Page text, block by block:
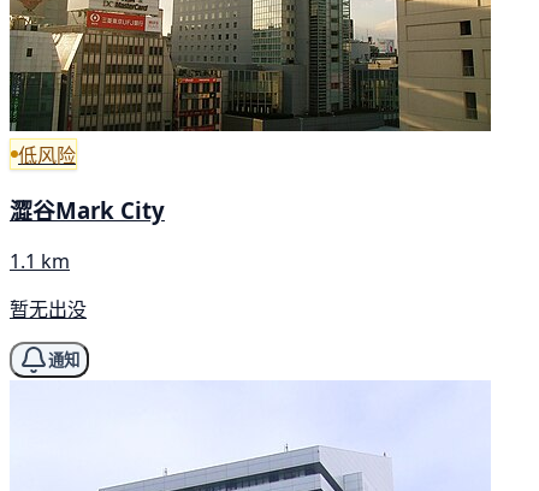
低风险
澀谷Mark City
1.1 km
暂无出没
通知